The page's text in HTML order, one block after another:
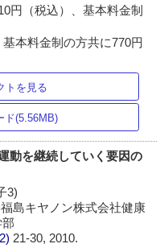
円（税込）、基本料金制
本料金制の方共に770円
トを見る
ド(5.56MB)
動を継続していく要因の
3)
島キヤノン株式会社健康
21-30, 2010.